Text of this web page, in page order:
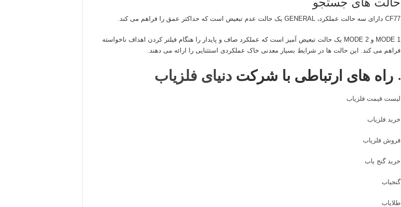
CF77 دارای سه حالت عملکرد، GENERAL یک حالت عدم تبعیض است که حداکثر عمق را فراهم می کند.
MODE 1 و MODE 2 یک حالت تبعیض آمیز است که عملکرد صاف و پایدار را هنگام فیلتر کردن اهداف ناخواسته
فراهم می کند. این حالت ها در شرایط بسیار معدنی خاک عملکردی استثنایی را ارائه می دهند.
راه های ارتباطی با شرکت دنیای فلزیاب
لیست قیمت فلزیاب
خرید فلزیاب
فروش فلزیاب
خرید گنج یاب
گنجیاب
طلایاب